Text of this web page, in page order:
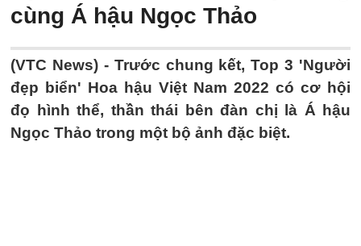
cùng Á hậu Ngọc Thảo
(VTC News) - Trước chung kết, Top 3 'Người
đẹp biển' Hoa hậu Việt Nam 2022 có cơ hội
đọ hình thể, thần thái bên đàn chị là Á hậu
Ngọc Thảo trong một bộ ảnh đặc biệt.